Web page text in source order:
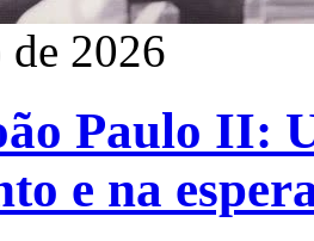
2026
Paulo II:
e na